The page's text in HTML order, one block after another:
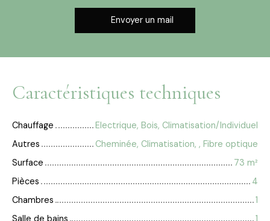
Envoyer un mail
Caractéristiques techniques
Chauffage
Electrique, Bois, Climatisation/Individuel
Autres
Cheminée, Climatisation, , Fibre optique
Surface
73 m²
Pièces
4
Chambres
1
Salle de bains
1